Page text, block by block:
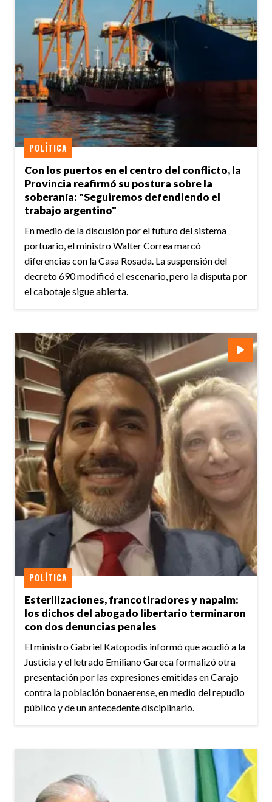
Con los puertos en el centro del conflicto, la
Provincia reafirmó su postura sobre la
soberanía: "Seguiremos defendiendo el
trabajo argentino"
POLÍTICA
En medio de la discusión por el futuro del sistema
portuario, el ministro Walter Correa marcó
diferencias con la Casa Rosada. La suspensión del
decreto 690 modificó el escenario, pero la disputa por
el cabotaje sigue abierta.
Esterilizaciones, francotiradores y napalm:
los dichos del abogado libertario terminaron
con dos denuncias penales
POLÍTICA
El ministro Gabriel Katopodis informó que acudió a la
Justicia y el letrado Emiliano Gareca formalizó otra
presentación por las expresiones emitidas en Carajo
contra la población bonaerense, en medio del repudio
público y de un antecedente disciplinario.